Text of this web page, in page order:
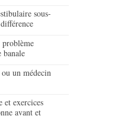
sous-
banale
un médecin
et exercices
avant et